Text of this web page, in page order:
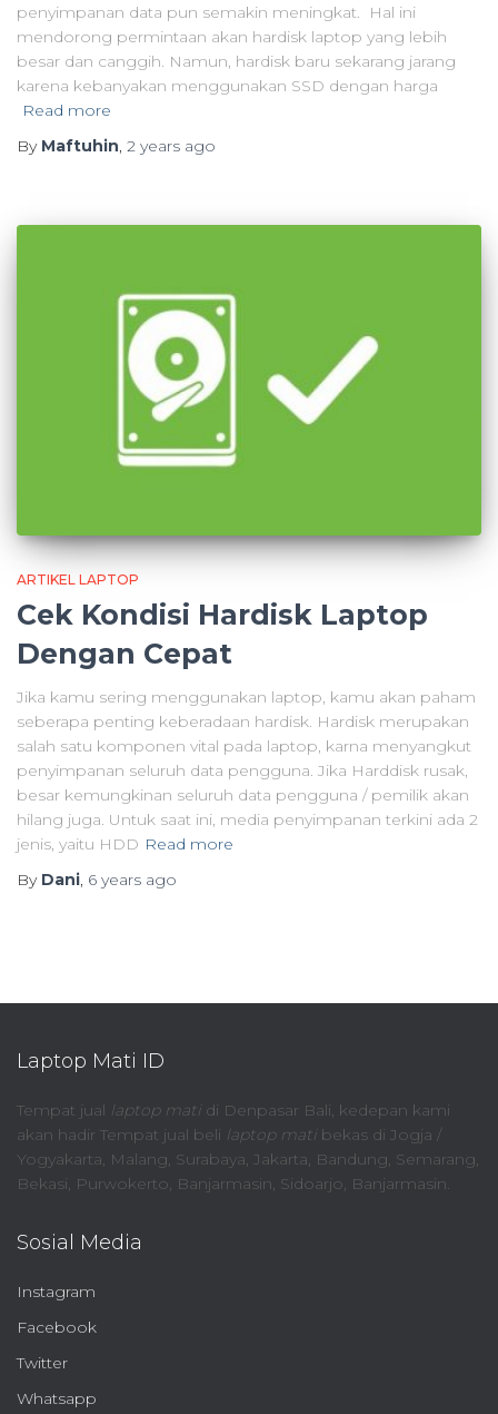
penyimpanan data pun semakin meningkat. Hal ini
mendorong permintaan akan hardisk laptop yang lebih
besar dan canggih. Namun, hardisk baru sekarang jarang
karena kebanyakan menggunakan SSD dengan harga
Read more
By Maftuhin, 2 years ago
ARTIKEL LAPTOP
Cek Kondisi Hardisk Laptop
Dengan Cepat
Jika kamu sering menggunakan laptop, kamu akan paham
seberapa penting keberadaan hardisk. Hardisk merupakan
salah satu komponen vital pada laptop, karna menyangkut
penyimpanan seluruh data pengguna. Jika Harddisk rusak,
besar kemungkinan seluruh data pengguna / pemilik akan
hilang juga. Untuk saat ini, media penyimpanan terkini ada 2
jenis, yaitu HDD Read more
By Dani, 6 years ago
Laptop Mati ID
Tempat jual laptop matidi Denpasar Bali, kedepan kami
akan hadir Tempat jual beli laptop matibekas di Jogja /
Yogyakarta, Malang, Surabaya, Jakarta, Bandung, Semarang,
Bekasi, Purwokerto, Banjarmasin, Sidoarjo, Banjarmasin.
Sosial Media
Instagram
Facebook
Twitter
Whatsapp